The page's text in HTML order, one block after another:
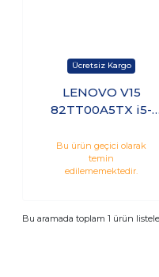
LENOVO V15
82TT00A5TX i5-
SSD 15.6" FDOS
Bu ürün geçici olarak
temin
edilememektedir.
Bu aramada toplam 1 ürün